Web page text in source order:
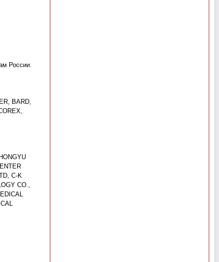
России.
BARD,
C-K
CO.,